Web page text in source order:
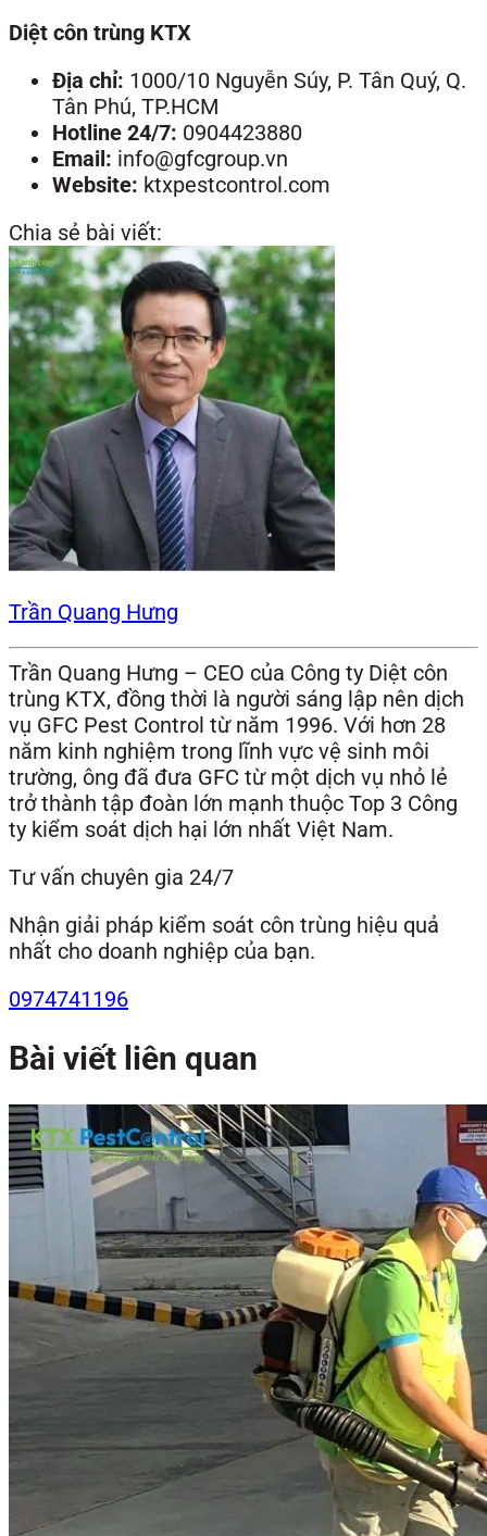
Diệt côn trùng KTX
Địa chỉ: 1000/10 Nguyễn Súy, P. Tân Quý, Q.
Tân Phú, TP.HCM
Hotline 24/7: 0904423880
Email: info@gfcgroup.vn
Website: ktxpestcontrol.com
Chia sẻ bài viết:
Trần Quang Hưng
Trần Quang Hưng – CEO của Công ty Diệt côn
trùng KTX, đồng thời là người sáng lập nên dịch
vụ GFC Pest Control từ năm 1996. Với hơn 28
năm kinh nghiệm trong lĩnh vực vệ sinh môi
trường, ông đã đưa GFC từ một dịch vụ nhỏ lẻ
trở thành tập đoàn lớn mạnh thuộc Top 3 Công
ty kiểm soát dịch hại lớn nhất Việt Nam.
Tư vấn chuyên gia 24/7
Nhận giải pháp kiểm soát côn trùng hiệu quả
nhất cho doanh nghiệp của bạn.
0974741196
Bài viết liên quan